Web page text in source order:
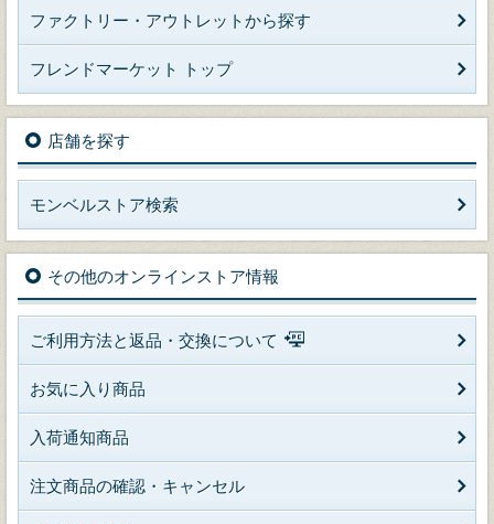
ファクトリー・アウトレットから探す
フレンドマーケット トップ
店舗を探す
モンベルストア検索
その他のオンラインストア情報
ご利用方法と返品・交換について
お気に入り商品
入荷通知商品
注文商品の確認・キャンセル